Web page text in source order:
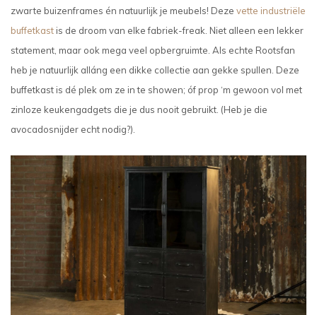
zwarte buizenframes én natuurlijk je meubels! Deze vette industriële
buffetkast is de droom van elke fabriek-freak. Niet alleen een lekker
statement, maar ook mega veel opbergruimte. Als echte Rootsfan
heb je natuurlijk alláng een dikke collectie aan gekke spullen. Deze
buffetkast is dé plek om ze in te showen; óf prop ‘m gewoon vol met
zinloze keukengadgets die je dus nooit gebruikt. (Heb je die
avocadosnijder echt nodig?).